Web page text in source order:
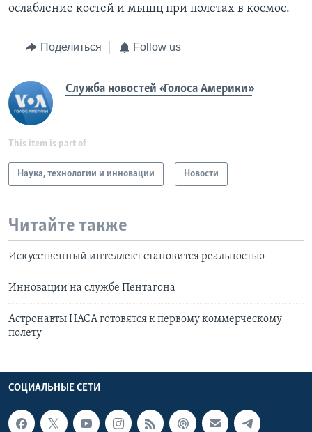
ослабление костей и мышц при полетах в космос.
Поделиться Follow us
Служба новостей «Голоса Америки»
This item is part of
Наука, технологии и инновации Новости
Читайте также
Искусственный интеллект становится реальностью
Инновации на службе Пентагона
Астронавты НАСА готовятся к первому коммерческому
полету
СОЦИАЛЬНЫЕ СЕТИ